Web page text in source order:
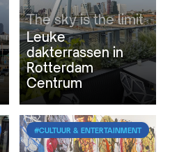
The sky is the limit
Leuke
dakterrassen in
Rotterdam
Centrum
#CULTUUR & ENTERTAINMENT